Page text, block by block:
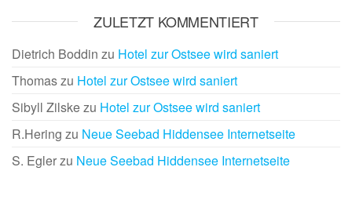
ZULETZT KOMMENTIERT
Dietrich Boddin zu Hotel zur Ostsee wird saniert
Thomaszu Hotel zur Ostsee wird saniert
Sibyll Zilskezu Hotel zur Ostsee wird saniert
R.Hering zu Neue Seebad Hiddensee Internetseite
S. Eglerzu Neue Seebad Hiddensee Internetseite